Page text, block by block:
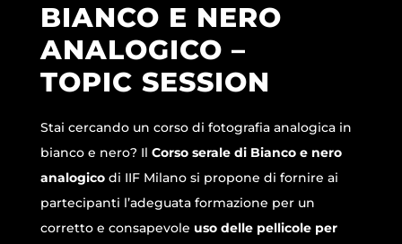
BIANCO E NERO
ANALOGICO –
TOPIC SESSION
Stai cercando un corso di fotografia analogica in
bianco e nero? Il Corso serale di Bianco e nero
analogicodi IIF Milano si propone di fornire ai
partecipanti l’adeguata formazione per un
corretto e consapevole uso delle pellicole per